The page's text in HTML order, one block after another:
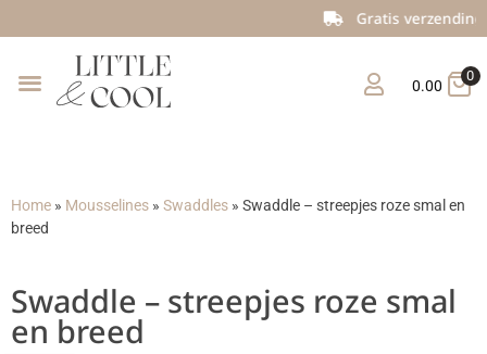
Gratis verzending vanaf €150
0.00
0
Home » Mousselines » Swaddles » Swaddle – streepjes roze smal en
breed
Swaddle – streepjes roze smal
en breed